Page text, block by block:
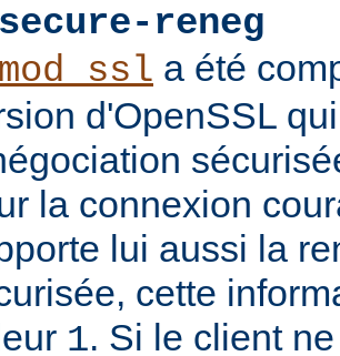
reneg
mod_ssl a été
d'OpenSSL
la connexion
lui aussi la
cette
1. Si le client